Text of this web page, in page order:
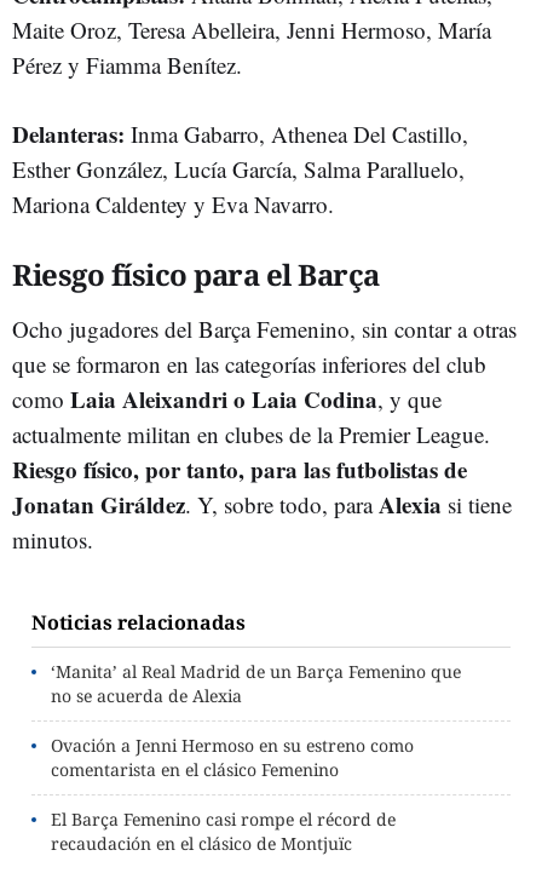
Maite Oroz, Teresa Abelleira, Jenni Hermoso, María
Pérez y Fiamma Benítez.
Delanteras: Inma Gabarro, Athenea Del Castillo,
Esther González, Lucía García, Salma Paralluelo,
Mariona Caldentey y Eva Navarro.
Riesgo físico para el Barça
Ocho jugadores del Barça Femenino, sin contar a otras
que se formaron en las categorías inferiores del club
como Laia Aleixandri o Laia Codina, y que
actualmente militan en clubes de la Premier League.
Riesgo físico, por tanto, para las futbolistas de
Jonatan Giráldez. Y, sobre todo, paraAlexia si tiene
minutos.
Noticias relacionadas
‘Manita’ al Real Madrid de un Barça Femenino que
no se acuerda de Alexia
Ovación a Jenni Hermoso en su estreno como
comentarista en el clásico Femenino
El Barça Femenino casi rompe el récord de
recaudación en el clásico de Montjuïc